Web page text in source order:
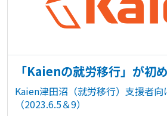
「Kaienの就労移行」が初
Kaien津田沼（就労移行）支援者
（2023.6.5＆9）